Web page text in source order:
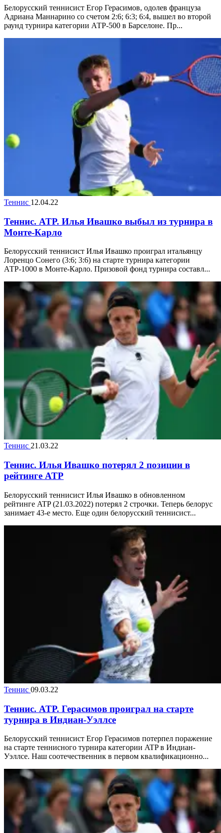
Белорусский теннисист Егор Герасимов, одолев француза
Адриана Маннарино со счетом 2:6; 6:3; 6:4, вышел во второй
раунд турнира категории АТР-500 в Барселоне. Пр...
Теннис 12.04.22
Теннис. ATP. Илья Ивашко выбыл из турнира в
Монте-Карло
Белорусский теннисист Илья Ивашко проиграл итальянцу
Лоренцо Сонего (3:6; 3:6) на старте турнира категории
АТР-1000 в Монте-Карло. Призовой фонд турнира составл...
Теннис 21.03.22
Теннис. Илья Ивашко потерял 2 позиции в
рейтинге ATP
Белорусский теннисист Илья Ивашко в обновленном
рейтинге ATP (21.03.2022) потерял 2 строчки. Теперь белорус
занимает 43-е место. Еще один белорусский теннисист...
Теннис 09.03.22
Теннис. ATP. Герасимов проиграл на старте
турнира в Индиан-Уэллсе
Белорусский теннисист Егор Герасимов потерпел поражение
на старте теннисного турнира категории ATP в Индиан-
Уэллсе. Наш соотечественник в первом квалификационно...